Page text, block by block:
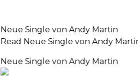
Neue Single von Andy Martin
Read Neue Single von Andy
Neue Single von Andy Martin